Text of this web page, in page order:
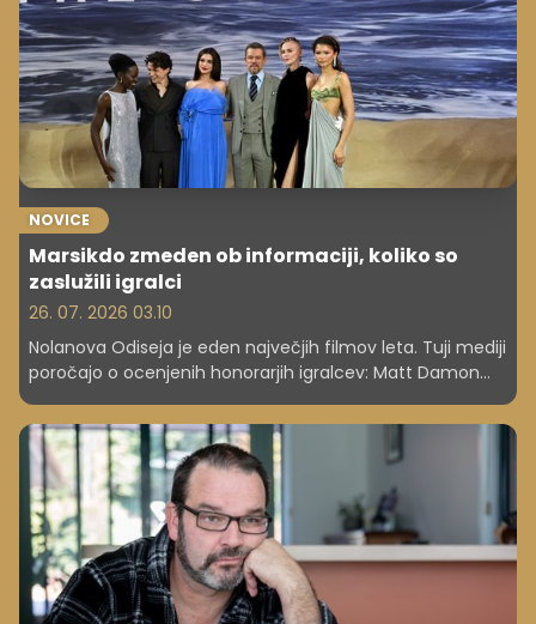
NOVICE
Marsikdo zmeden ob informaciji, koliko so
zaslužili igralci
26. 07. 2026 03.10
Nolanova Odiseja je eden največjih filmov leta. Tuji mediji
poročajo o ocenjenih honorarjih igralcev: Matt Damon
milijonov.